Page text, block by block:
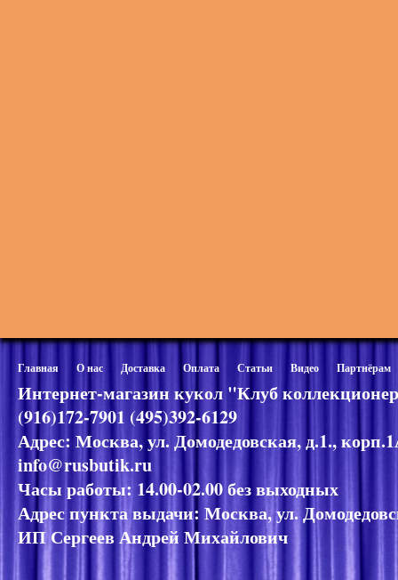
Главная О нас Доставка Оплата Статьи Видео Партнёрам
Интернет-магазин кукол "Клуб
(916)172-7901 (495)392-6129
Адрес: Москва, ул. Домодедовская, д.1.,
info@rusbutik.ru
Часы работы: 14.00-02.00 без выходных
Адрес пункта выдачи: Москва, ул.
ИП Сергеев Андрей Михайлович